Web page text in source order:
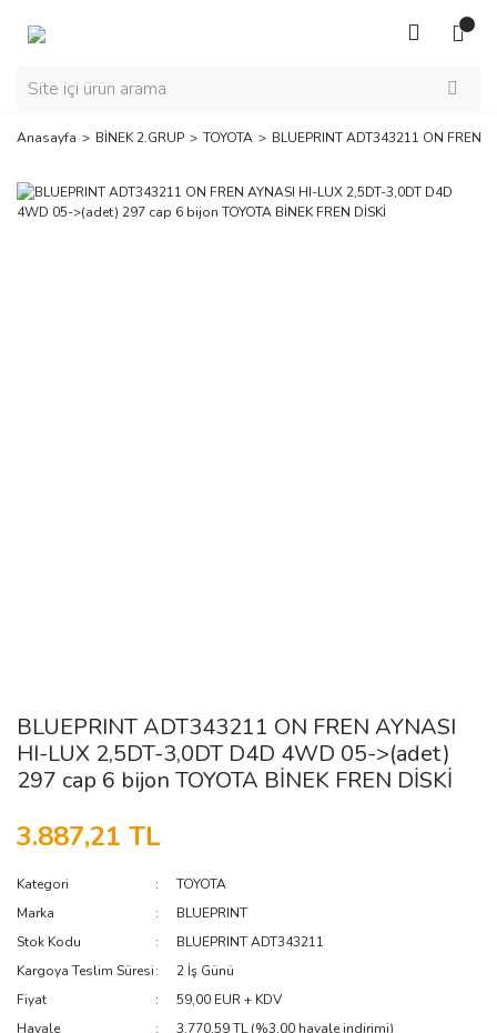
Anasayfa BİNEK 2.GRUP TOYOTA BLUEPRINT ADT343211 ON FREN
BLUEPRINT ADT343211 ON FREN AYNASI
HI-LUX 2,5DT-3,0DT D4D 4WD 05->(adet)
297 cap 6 bijon TOYOTA BİNEK FREN DİSKİ
3.887,21 TL
Kategori
TOYOTA
Marka
BLUEPRINT
Stok Kodu
BLUEPRINT ADT343211
Kargoya Teslim Süresi
2 İş Günü
Fiyat
59,00 EUR + KDV
Havale
3.770,59 TL (%3,00 havale indirimi)